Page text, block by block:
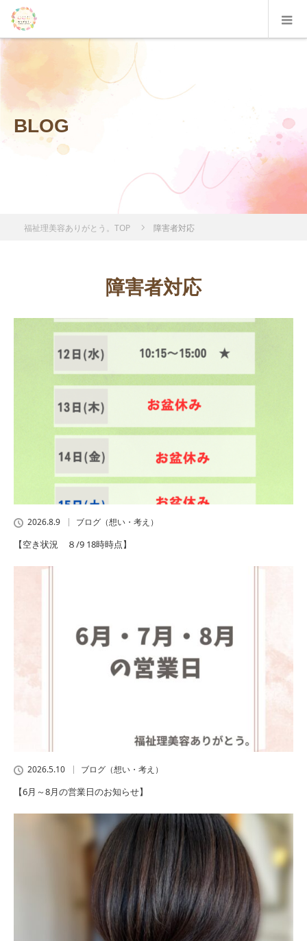
BLOG
福祉理美容ありがとう。TOP 障害者対応
障害者対応
2026.8.9 ブログ（想い・考え）
【空き状況 ８/9 18時時点】
2026.5.10 ブログ（想い・考え）
【6月～8月の営業日のお知らせ】